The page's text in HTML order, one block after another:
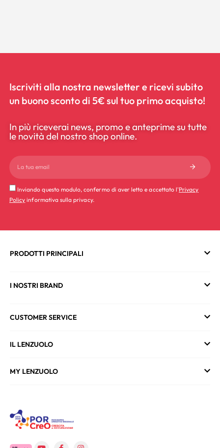
Iscriviti alla nostra newsletter e ricevi subito
un buono sconto di 5€ sul tuo primo acquisto!
In più riceverai news, promo e anteprime su tutte
le novità del nostro shop online.
Inviando questo modulo, confermo di aver letto e accettato l'Privacy
Policy informativa sulla privacy.
PRODOTTI PRINCIPALI
I NOSTRI BRAND
CUSTOMER SERVICE
IL LENZUOLO
MY LENZUOLO